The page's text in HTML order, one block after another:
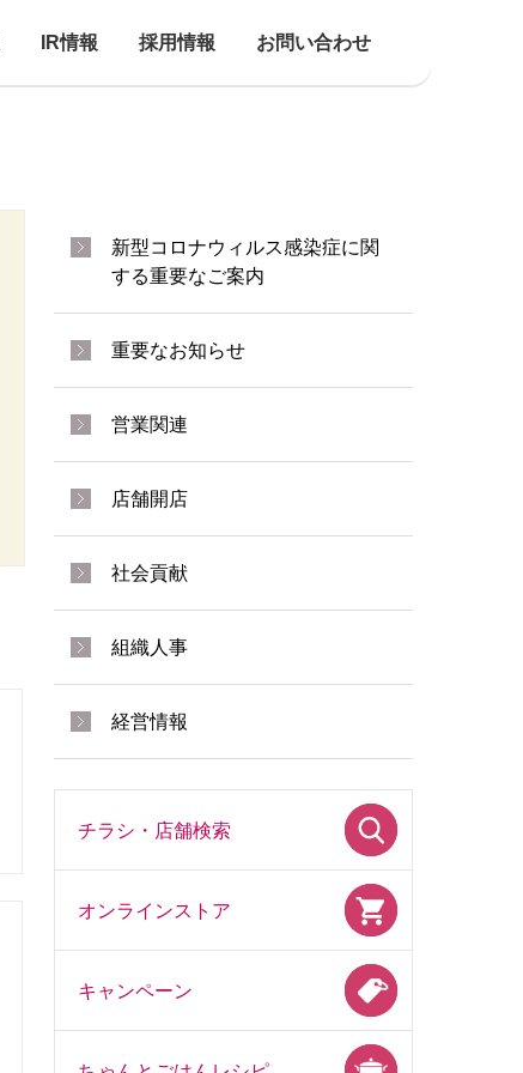
IR情報 採用情報 お問い合わせ
新型コロナウィルス感染症に関
する重要なご案内
重要なお知らせ
営業関連
店舗開店
社会貢献
組織人事
経営情報
チラシ・店舗検索
オンラインストア
キャンペーン